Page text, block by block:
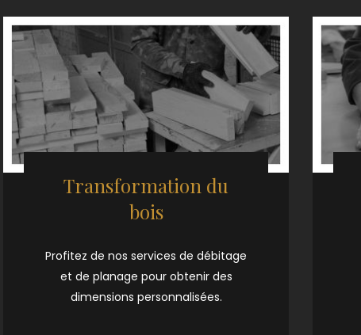
Transformation du
bois
Profitez de nos services de débitage
et de planage pour obtenir des
dimensions personnalisées.